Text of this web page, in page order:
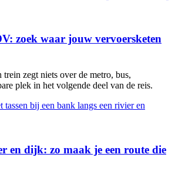
zoek waar jouw vervoersketen
zegt niets over de metro, bus,
plek in het volgende deel van de reis.
en dijk: zo maak je een route die